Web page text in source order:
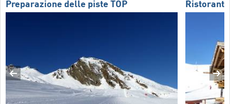
Preparazione delle piste TOP